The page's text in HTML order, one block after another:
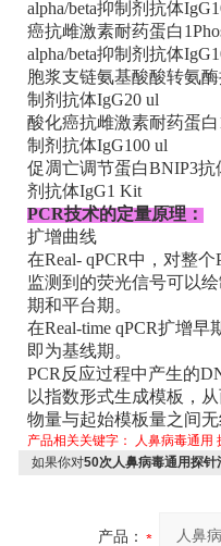
alpha/beta抑制剂抗体
癌抗雌激素耐药蛋白
alpha/beta抑制剂抗体
胞浆支链氨基酸酸转氨
制剂抗体IgG20 ul
酸化癌抗雌激素耐药蛋白
制剂抗体IgG100 ul
促凋亡调节蛋白BNIP3抗
剂抗体IgG1 Kit
PCR技术的定量原理：
扩增曲线
在Real- qPCR中，对整
监测到的荧光信号可以
期和平台期。
在Real-time qPCR扩增
即为基线期。
PCR反应过程中产生的
以指数形式生成模板，
物量与起始模板量之间
产品相关关键字： 人鼻病毒通用
如果你对50次人鼻病毒通用探
产品：